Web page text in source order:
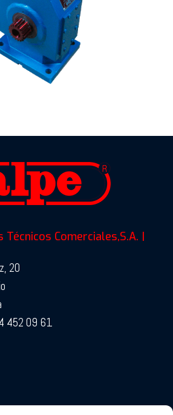
Técnicos Comerciales,S.A. |
20
452 09 61